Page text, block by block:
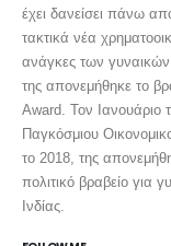
έχει δανείσει πάνω
τακτικά νέα
ανάγκες των γυναικών
της απονεμήθηκε το
Award. Τον Ιανουάριο
Παγκόσμιου
το 2018, της
πολιτικό βραβείο για
Ινδίας.